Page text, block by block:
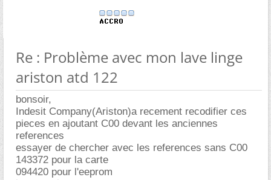
Re : Problème avec mon lave linge
ariston atd 122
bonsoir,
Indesit Company(Ariston)a recement recodifier ces
pieces en ajoutant C00 devant les anciennes
references
essayer de chercher avec les references sans C00
143372 pour la carte
094420 pour l'eeprom